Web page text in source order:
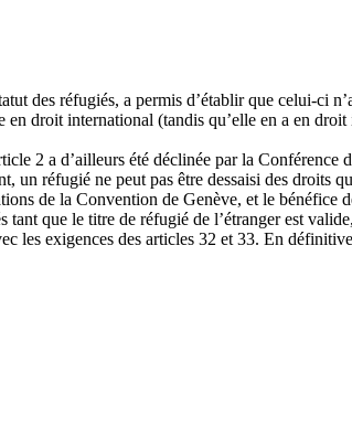
des réfugiés, a permis d’établir que celui-ci
droit international (tandis qu’elle en a en
2 a d’ailleurs été déclinée par la Conférence
réfugié ne peut pas être dessaisi des droits
de la Convention de Genève, et le
que le titre de réfugié de l’étranger est
les exigences des articles 32 et 33. En